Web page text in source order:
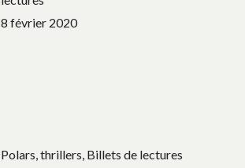
8 février 2020
Polars, thrillers, Billets de lectures